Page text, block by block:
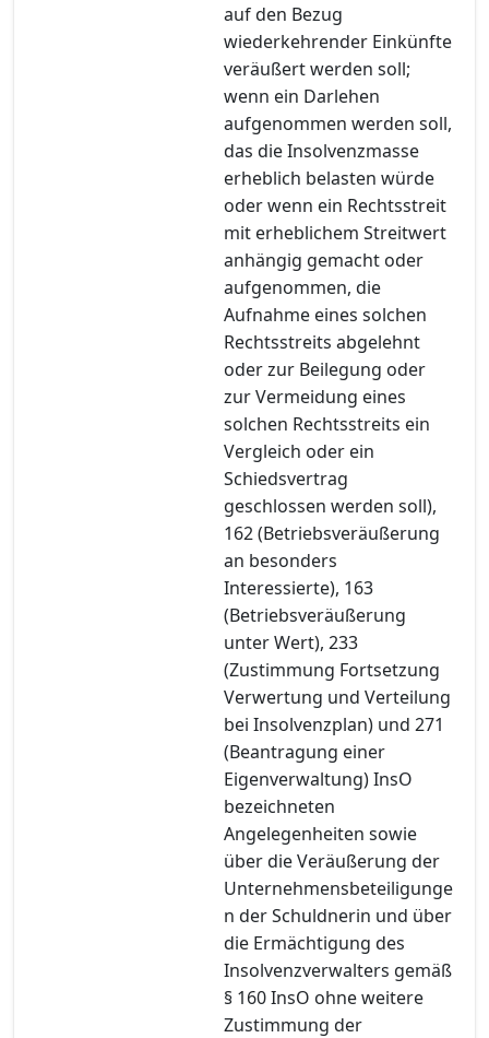
auf den Bezug
wiederkehrender Einkünfte
veräußert werden soll;
wenn ein Darlehen
aufgenommen werden soll,
das die Insolvenzmasse
erheblich belasten würde
oder wenn ein Rechtsstreit
mit erheblichem Streitwert
anhängig gemacht oder
aufgenommen, die
Aufnahme eines solchen
Rechtsstreits abgelehnt
oder zur Beilegung oder
zur Vermeidung eines
solchen Rechtsstreits ein
Vergleich oder ein
Schiedsvertrag
geschlossen werden soll),
162 (Betriebsveräußerung
an besonders
Interessierte), 163
(Betriebsveräußerung
unter Wert), 233
(Zustimmung Fortsetzung
Verwertung und Verteilung
bei Insolvenzplan) und 271
(Beantragung einer
Eigenverwaltung) InsO
bezeichneten
Angelegenheiten sowie
über die Veräußerung der
Unternehmensbeteiligunge
n der Schuldnerin und über
die Ermächtigung des
Insolvenzverwalters gemäß
§ 160 InsO ohne weitere
Zustimmung der